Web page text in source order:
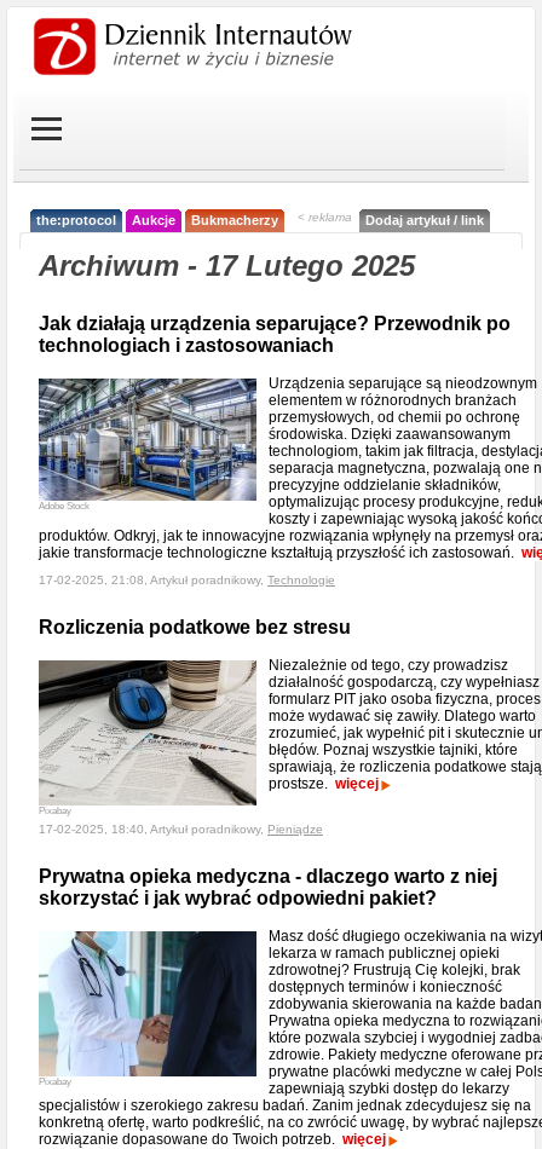
the:protocol Aukcje Bukmacherzy < reklama Dodaj artykuł / link
Archiwum - 17 Lutego 2025
Jak działają urządzenia separujące? Przewodnik po
technologiach i zastosowaniach
Adobe Stock
Urządzenia separujące są nieodzownym
elementem w różnorodnych branżach
przemysłowych, od chemii po ochronę
środowiska. Dzięki zaawansowanym
technologiom, takim jak filtracja,
separacja magnetyczna, pozwalają one
precyzyjne oddzielanie składników,
optymalizując procesy produkcyjne,
koszty i zapewniając wysoką jakość
produktów. Odkryj, jak te innowacyjne rozwiązania wpłynęły na przemysł
jakie transformacje technologiczne kształtują przyszłość ich zastosowań.
17-02-2025, 21:08, Artykuł poradnikowy, Technologie
Rozliczenia podatkowe bez stresu
Pixabay
Niezależnie od tego, czy prowadzisz
działalność gospodarczą, czy wypełniasz
formularz PIT jako osoba fizyczna,
może wydawać się zawiły. Dlatego warto
zrozumieć, jak wypełnić pit i skutecznie
błędów. Poznaj wszystkie tajniki, które
sprawiają, że rozliczenia podatkowe
prostsze. więcej
17-02-2025, 18:40, Artykuł poradnikowy, Pieniądze
Prywatna opieka medyczna - dlaczego warto z niej
skorzystać i jak wybrać odpowiedni pakiet?
Pixabay
Masz dość długiego oczekiwania na
lekarza w ramach publicznej opieki
zdrowotnej? Frustrują Cię kolejki, brak
dostępnych terminów i konieczność
zdobywania skierowania na każde
Prywatna opieka medyczna to
które pozwala szybciej i wygodniej
zdrowie. Pakiety medyczne oferowane
prywatne placówki medyczne w całej
zapewniają szybki dostęp do lekarzy
specjalistów i szerokiego zakresu badań. Zanim jednak zdecydujesz się na
konkretną ofertę, warto podkreślić, na co zwrócić uwagę, by wybrać
rozwiązanie dopasowane do Twoich potrzeb. więcej